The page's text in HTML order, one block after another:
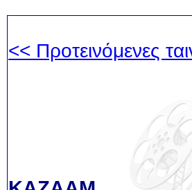
<< Προτεινόμενες